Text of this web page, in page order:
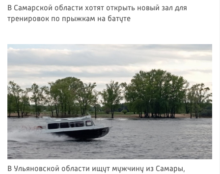
В Самарской области хотят открыть новый зал для
тренировок по прыжкам на батуте
В Ульяновской области ищут мужчину из Самары,